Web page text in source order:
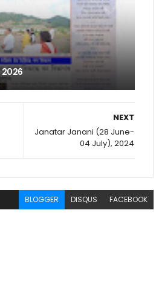
2026
NEXT
Janatar Janani (28 June-
04 July), 2024
BLOGGER DISQUS FACEBOOK